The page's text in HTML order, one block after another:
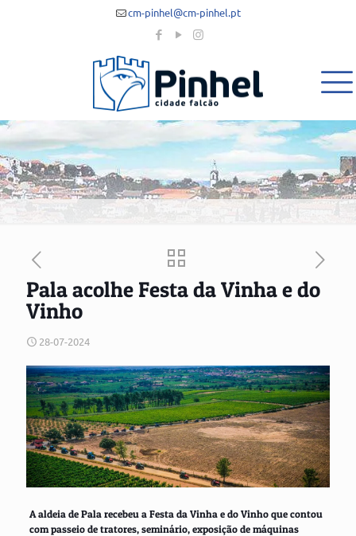
cm-pinhel@cm-pinhel.pt
Pala acolhe Festa da Vinha e do
Vinho
28-07-2024
A aldeia de Pala recebeu a Festa da Vinha e do Vinho que contou
com passeio de tratores, seminário, exposição de máquinas